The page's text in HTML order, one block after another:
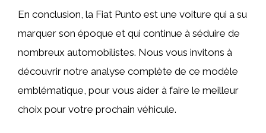
En conclusion, la Fiat Punto est une voiture qui a su
marquer son époque et qui continue à séduire de
nombreux automobilistes. Nous vous invitons à
découvrir notre analyse complète de ce modèle
emblématique, pour vous aider à faire le meilleur
choix pour votre prochain véhicule.